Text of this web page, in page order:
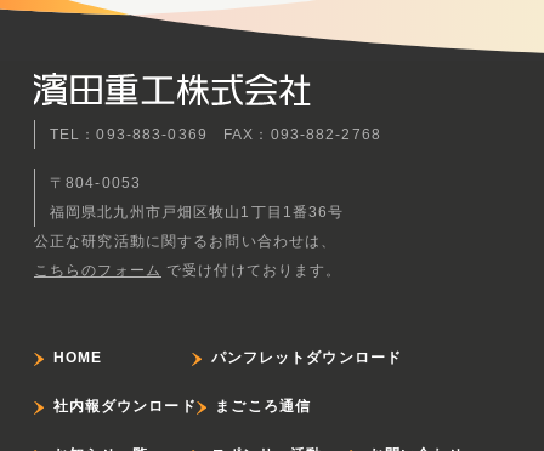
TEL：093-883-0369 FAX：093-882-2768
〒804-0053
福岡県北九州市戸畑区牧山1丁目1番36号
公正な研究活動に関するお問い合わせは、
こちらのフォーム で受け付けております。
HOME パンフレットダウンロード
社内報ダウンロード まごころ通信